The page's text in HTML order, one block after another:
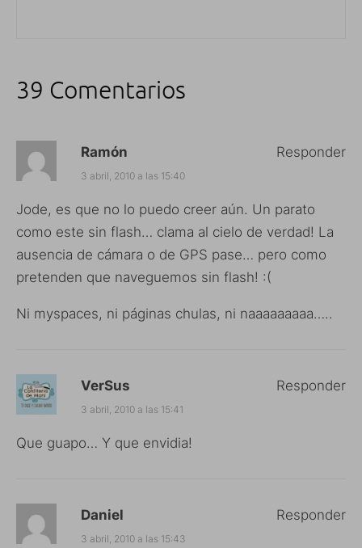
39 Comentarios
Ramón
3 abril, 2010 a las 15:40
Jode, es que no lo puedo creer aún. Un parato
como este sin flash… clama al cielo de verdad! La
ausencia de cámara o de GPS pase… pero como
pretenden que naveguemos sin flash! :(
Ni myspaces, ni páginas chulas, ni naaaaaaaaa…..
Responder
VerSus
3 abril, 2010 a las 15:41
Que guapo… Y que envidia!
Responder
Daniel
3 abril, 2010 a las 15:43
Responder